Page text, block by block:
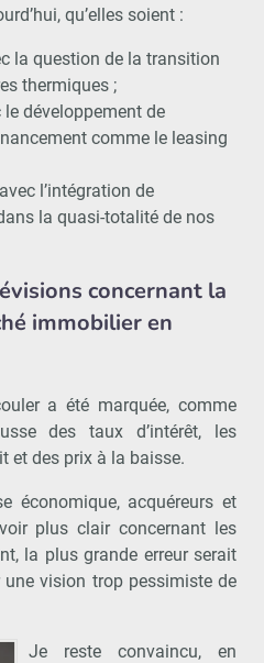
qu’elles soient :
la question de la transition
thermiques ;
le développement de
comme le leasing
l’intégration de
la quasi-totalité de nos
concernant la
immobilier en
a été marquée, comme
des taux d’intérêt, les
et des prix à la baisse.
économique, acquéreurs et
plus clair concernant les
la plus grande erreur serait
vision trop pessimiste de
Je reste convaincu, en